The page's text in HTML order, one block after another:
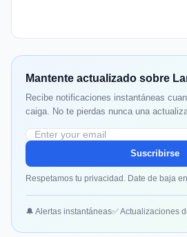
Mantente actualizado sobre
Recibe notificaciones instantáneas
caiga. No te pierdas nunca una
Suscribirse
Respetamos tu privacidad. Date de baja
🔔 Alertas instantáneas✅ Actualizaciones